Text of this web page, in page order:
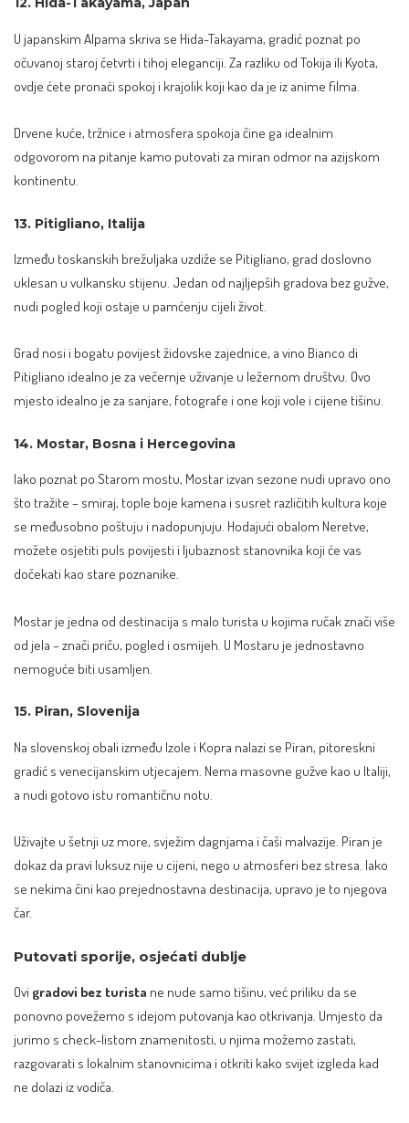
U japanskim Alpama skriva se Hida-Takayama, gradić poznat po
očuvanoj staroj četvrti i tihoj eleganciji. Za razliku od Tokija ili Kyota,
ovdje ćete pronaći spokoj i krajolik koji kao da je iz anime filma.
Drvene kuće, tržnice i atmosfera spokoja čine ga idealnim
odgovorom na pitanje kamo putovati za miran odmor na azijskom
kontinentu.
13. Pitigliano, Italija
Između toskanskih brežuljaka uzdiže se Pitigliano, grad doslovno
uklesan u vulkansku stijenu. Jedan od najljepših gradova bez gužve,
nudi pogled koji ostaje u pamćenju cijeli život.
Grad nosi i bogatu povijest židovske zajednice, a vino Bianco di
Pitigliano idealno je za večernje uživanje u ležernom društvu. Ovo
mjesto idealno je za sanjare, fotografe i one koji vole i cijene tišinu.
14. Mostar, Bosna i Hercegovina
Iako poznat po Starom mostu, Mostar izvan sezone nudi upravo ono
što tražite – smiraj, tople boje kamena i susret različitih kultura koje
se međusobno poštuju i nadopunjuju. Hodajući obalom Neretve,
možete osjetiti puls povijesti i ljubaznost stanovnika koji će vas
dočekati kao stare poznanike.
Mostar je jedna od destinacija s malo turista u kojima ručak znači više
od jela – znači priču, pogled i osmijeh. U Mostaru je jednostavno
nemoguće biti usamljen.
15. Piran, Slovenija
Na slovenskoj obali između Izole i Kopra nalazi se Piran, pitoreskni
gradić s venecijanskim utjecajem. Nema masovne gužve kao u Italiji,
a nudi gotovo istu romantičnu notu.
Uživajte u šetnji uz more, svježim dagnjama i čaši malvazije. Piran je
dokaz da pravi luksuz nije u cijeni, nego u atmosferi bez stresa. Iako
se nekima čini kao prejednostavna destinacija, upravo je to njegova
čar.
Putovati sporije, osjećati dublje
Ovi gradovi bez turista ne nude samo tišinu, već priliku da se
ponovno povežemo s idejom putovanja kao otkrivanja. Umjesto da
jurimo s check-listom znamenitosti, u njima možemo zastati,
razgovarati s lokalnim stanovnicima i otkriti kako svijet izgleda kad
ne dolazi iz vodiča.